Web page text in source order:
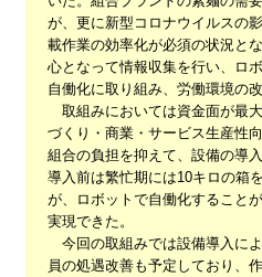
が、更に新型コロナウイルスの
載作業の効率化が必須の状況と
心となって情報収集を行い、ロ
自働化に取り組み、労働環境の改
取組みにおいては資金面が最
づくり・商業・サービス生産性
組合の負担を抑えて、設備の導
導入前は繁忙期には10キロの箱
が、ロボットで自働化すること
実現できた。
今回の取組みでは設備導入に
員の処遇改善も予定しており、